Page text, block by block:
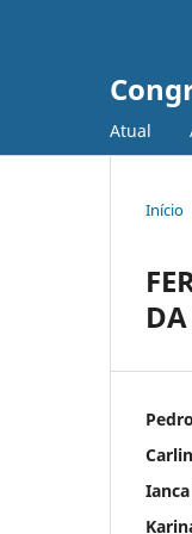
Atual
Início